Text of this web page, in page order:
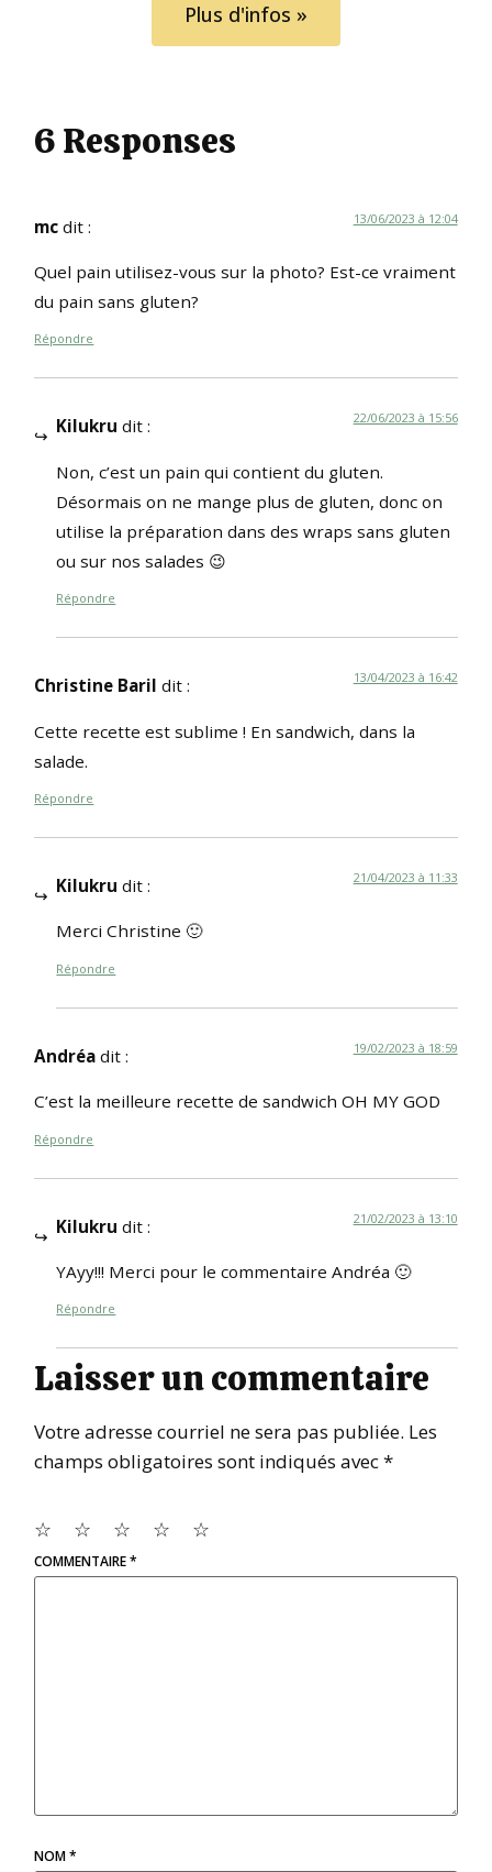
Plus d'infos »
6 Responses
mc dit : 13/06/2023 à 12:04
Quel pain utilisez-vous sur la photo? Est-ce vraiment
du pain sans gluten?
Répondre
Kilukru dit : 22/06/2023 à 15:56
Non, c’est un pain qui contient du gluten.
Désormais on ne mange plus de gluten, donc on
utilise la préparation dans des wraps sans gluten
ou sur nos salades 😉
Répondre
Christine Baril dit : 13/04/2023 à 16:42
Cette recette est sublime ! En sandwich, dans la
salade.
Répondre
Kilukru dit : 21/04/2023 à 11:33
Merci Christine 🙂
Répondre
Andréa dit : 19/02/2023 à 18:59
C’est la meilleure recette de sandwich OH MY GOD
Répondre
Kilukru dit : 21/02/2023 à 13:10
YAyy!!! Merci pour le commentaire Andréa 🙂
Répondre
Laisser un commentaire
Votre adresse courriel ne sera pas publiée. Les
champs obligatoires sont indiqués avec*
☆
☆
☆
☆
☆
COMMENTAIRE*
NOM*